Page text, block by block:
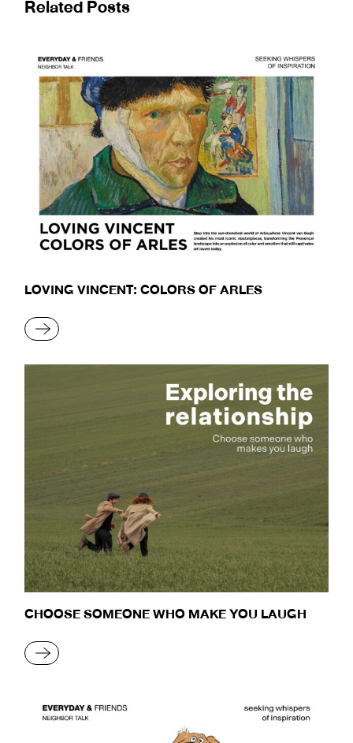
Related Posts
LOVING VINCENT: COLORS OF ARLES
READ MORE
CHOOSE SOMEONE WHO MAKE YOU LAUGH
READ MORE